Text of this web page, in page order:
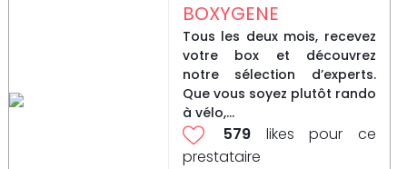
BOXYGENE
Tous les deux mois, recevez
votre box et découvrez
notre sélection d’experts.
Que vous soyez plutôt rando
à vélo,...
579 likes pour ce
prestataire